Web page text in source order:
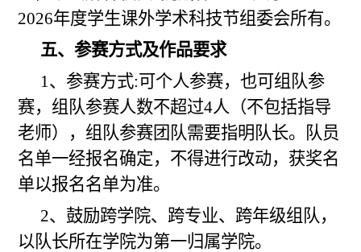
2026年度学生课外学术科技节组委会所有。
五、参赛方式及作品要求
1、参赛方式:可个人参赛，也可组队参
赛， 组队参赛人数不超过4人（不包括指导
老师）， 组队参赛团队需要指明队长。队员
名单一经报名确定，不得进行改动，获奖名
单以报名名单为准。
2、鼓励跨学院、跨专业、跨年级组队，
以队长所在学院为第一归属学院。